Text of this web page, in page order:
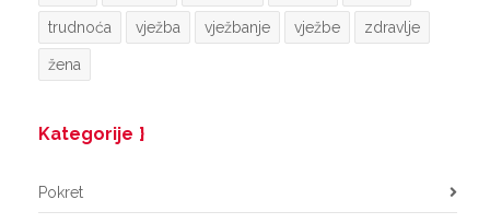
trudnoća vježba vježbanje vježbe zdravlje
žena
Kategorije
Pokret